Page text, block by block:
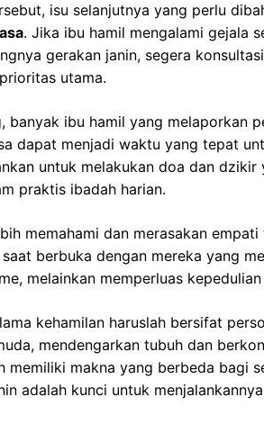
isu selanjutnya yang perlu
. Jika ibu hamil mengalami gejala
gerakan janin, segera
utama.
banyak ibu hamil yang melaporkan
dapat menjadi waktu yang tepat
untuk melakukan doa dan dzikir
praktis ibadah harian.
memahami dan merasakan
berbuka dengan mereka yang
melainkan memperluas kepedulian
kehamilan haruslah bersifat
mendengarkan tubuh dan
memiliki makna yang berbeda bagi
adalah kunci untuk